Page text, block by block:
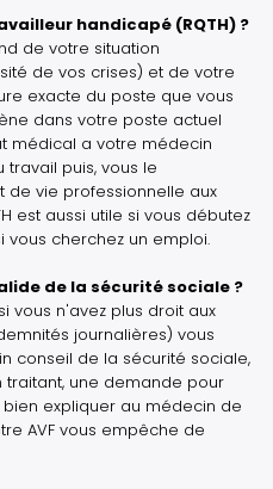
handicapé (RQTH) ?
de votre situation
de vos crises) et de votre
exacte du poste que vous
dans votre poste actuel
médical a votre médecin
puis, vous le
vie professionnelle aux
est aussi utile si vous débutez
cherchez un emploi.
de la sécurité sociale ?
vous n'avez plus droit aux
journalières) vous
conseil de la sécurité sociale,
une demande pour
expliquer au médecin de
AVF vous empêche de